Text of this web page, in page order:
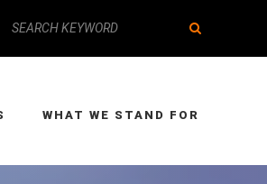
WHAT WE STAND FOR